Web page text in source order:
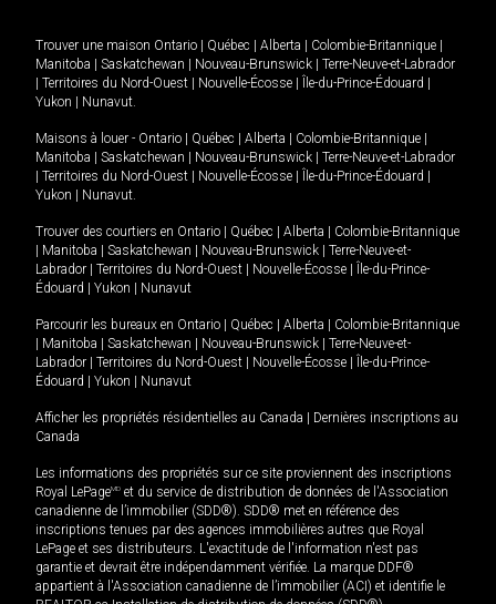
Trouver une maison Ontario | Québec | Alberta | Colombie-Britannique |
Manitoba | Saskatchewan | Nouveau-Brunswick | Terre-Neuve-et-Labrador
| Territoires du Nord-Ouest | Nouvelle-Écosse | Île-du-Prince-Édouard |
Yukon | Nunavut
Maisons à louer - Ontario | Québec | Alberta | Colombie-Britannique |
Manitoba | Saskatchewan | Nouveau-Brunswick | Terre-Neuve-et-Labrador
| Territoires du Nord-Ouest | Nouvelle-Écosse | Île-du-Prince-Édouard |
Yukon | Nunavut
Trouver des courtiers en Ontario | Québec | Alberta | Colombie-Britannique
| Manitoba | Saskatchewan | Nouveau-Brunswick | Terre-Neuve-et-
Labrador | Territoires du Nord-Ouest | Nouvelle-Écosse | Île-du-Prince-
Édouard | Yukon | Nunavut
Parcourir les bureaux en Ontario | Québec | Alberta | Colombie-Britannique
| Manitoba | Saskatchewan | Nouveau-Brunswick | Terre-Neuve-et-
Labrador | Territoires du Nord-Ouest | Nouvelle-Écosse | Île-du-Prince-
Édouard | Yukon | Nunavut
Afficher les propriétés résidentielles au Canada | Dernières inscriptions au
Canada
Les informations des propriétés sur ce site proviennent des inscriptions
Royal LePageMD et du service de distribution de données de l'Association
canadienne de l’immobilier (SDD®). SDD® met en référence des
inscriptions tenues par des agences immobilières autres que Royal
LePage et ses distributeurs. L'exactitude de l'information n'est pas
garantie et devrait être indépendamment vérifiée. La marque DDF®
appartient à l'Association canadienne de l’immobilier (ACI) et identifie le